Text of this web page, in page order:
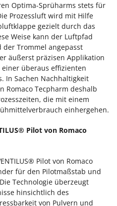
Optima-Sprüharms stets für
Prozessluft wird mit Hilfe
gezielt durch das
Weise kann der Luftpfad
Trommel angepasst
äußerst präzisen Applikation
überaus effizienten
In Sachen Nachhaltigkeit
Romaco Tecpharm deshalb
die mit einem
einhergehen.
Pilot von Romaco
Pilot von Romaco
für den Pilotmaßstab und
Technologie überzeugt
hinsichtlich des
von Pulvern und